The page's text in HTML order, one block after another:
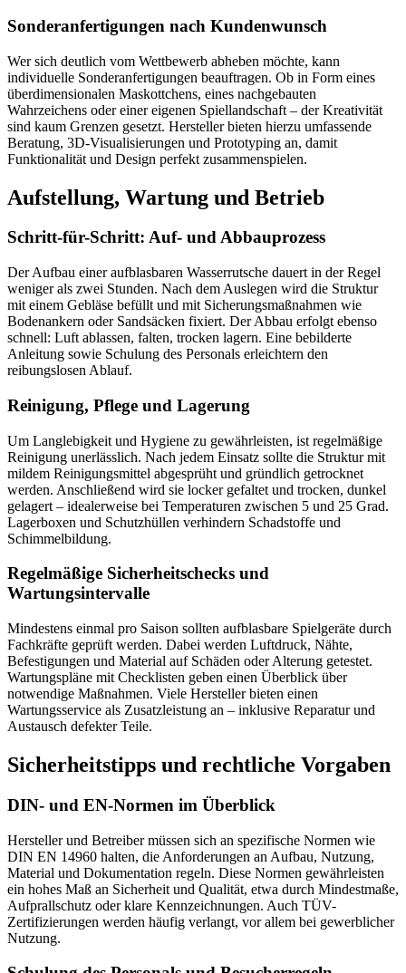
Sonderanfertigungen nach Kundenwunsch
Wer sich deutlich vom Wettbewerb abheben möchte, kann
individuelle Sonderanfertigungen beauftragen. Ob in Form eines
überdimensionalen Maskottchens, eines nachgebauten
Wahrzeichens oder einer eigenen Spiellandschaft – der Kreativität
sind kaum Grenzen gesetzt. Hersteller bieten hierzu umfassende
Beratung, 3D-Visualisierungen und Prototyping an, damit
Funktionalität und Design perfekt zusammenspielen.
Aufstellung, Wartung und Betrieb
Schritt-für-Schritt: Auf- und Abbauprozess
Der Aufbau einer aufblasbaren Wasserrutsche dauert in der Regel
weniger als zwei Stunden. Nach dem Auslegen wird die Struktur
mit einem Gebläse befüllt und mit Sicherungsmaßnahmen wie
Bodenankern oder Sandsäcken fixiert. Der Abbau erfolgt ebenso
schnell: Luft ablassen, falten, trocken lagern. Eine bebilderte
Anleitung sowie Schulung des Personals erleichtern den
reibungslosen Ablauf.
Reinigung, Pflege und Lagerung
Um Langlebigkeit und Hygiene zu gewährleisten, ist regelmäßige
Reinigung unerlässlich. Nach jedem Einsatz sollte die Struktur mit
mildem Reinigungsmittel abgesprüht und gründlich getrocknet
werden. Anschließend wird sie locker gefaltet und trocken, dunkel
gelagert – idealerweise bei Temperaturen zwischen 5 und 25 Grad.
Lagerboxen und Schutzhüllen verhindern Schadstoffe und
Schimmelbildung.
Regelmäßige Sicherheitschecks und
Wartungsintervalle
Mindestens einmal pro Saison sollten aufblasbare Spielgeräte durch
Fachkräfte geprüft werden. Dabei werden Luftdruck, Nähte,
Befestigungen und Material auf Schäden oder Alterung getestet.
Wartungspläne mit Checklisten geben einen Überblick über
notwendige Maßnahmen. Viele Hersteller bieten einen
Wartungsservice als Zusatzleistung an – inklusive Reparatur und
Austausch defekter Teile.
Sicherheitstipps und rechtliche Vorgaben
DIN- und EN-Normen im Überblick
Hersteller und Betreiber müssen sich an spezifische Normen wie
DIN EN 14960 halten, die Anforderungen an Aufbau, Nutzung,
Material und Dokumentation regeln. Diese Normen gewährleisten
ein hohes Maß an Sicherheit und Qualität, etwa durch Mindestmaße,
Aufprallschutz oder klare Kennzeichnungen. Auch TÜV-
Zertifizierungen werden häufig verlangt, vor allem bei gewerblicher
Nutzung.